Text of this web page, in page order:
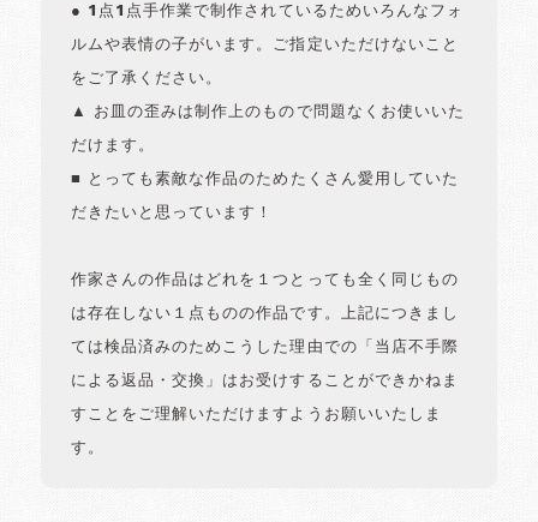
● 1点1点手作業で制作されているためいろんなフォ
ルムや表情の子がいます。ご指定いただけないこと
をご了承ください。
▲ お皿の歪みは制作上のもので問題なくお使いいた
だけます。
■ とっても素敵な作品のためたくさん愛用していた
だきたいと思っています！
作家さんの作品はどれを１つとっても全く同じもの
は存在しない１点ものの作品です。上記につきまし
ては検品済みのためこうした理由での「当店不手際
による返品・交換」はお受けすることができかねま
すことをご理解いただけますようお願いいたしま
す。